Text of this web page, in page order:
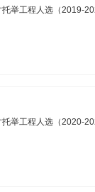
举工程人选（2019-
举工程人选（2020-